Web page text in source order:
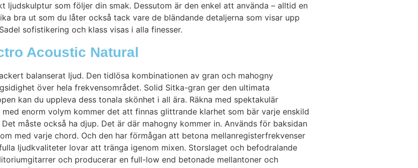
som följer din smak. Dessutom är den enkel att använda – alltid en
bra ut som du låter också tack vare de bländande detaljerna som visar upp
sofistikering och klass visas i alla finesser.
Acoustic Natural
balanserat ljud. Den tidlösa kombinationen av gran och mahogny
över hela frekvensområdet. Solid Sitka-gran ger den ultimata
kan du uppleva dess tonala skönhet i all ära. Räkna med spektakulär
enorm volym kommer det att finnas glittrande klarhet som bär varje enskild
måste också ha djup. Det är där mahogny kommer in. Används för baksidan
med varje chord. Och den har förmågan att betona mellanregisterfrekvenser
ljudkvaliteter lovar att tränga igenom mixen. Storslaget och befodralande
och producerar en full-low end betonade mellantoner och